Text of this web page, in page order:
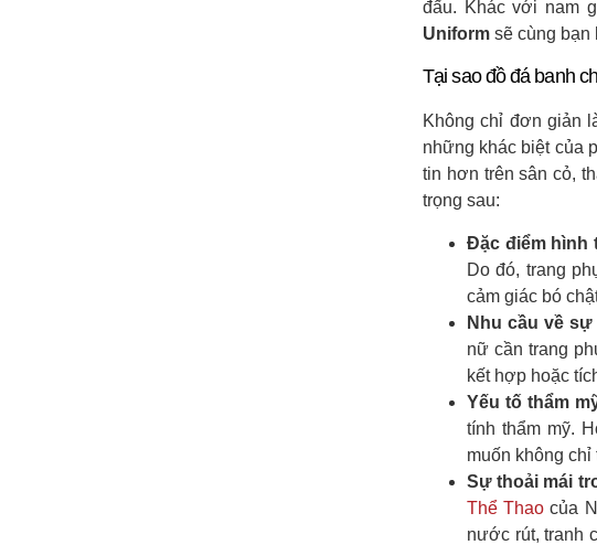
đấu. Khác với nam
Uniform sẽ cùng bạn
Tại sao đồ đá banh
Không chỉ đơn giản
những khác biệt của
tin hơn trên sân cỏ,
trọng sau:
Đặc điểm hình
Do đó, trang
cảm giác bó
Nhu cầu về
nữ cần trang
kết hợp hoặc
Yếu tố thẩm
tính thẩm mỹ.
muốn không
Sự thoải mái
Thể Thao của
nước rút, tranh